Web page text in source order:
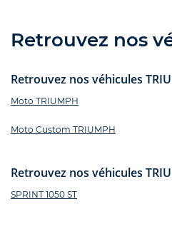
Retrouvez nos
Retrouvez nos véhicules
Moto TRIUMPH
Moto Custom TRIUMPH
Retrouvez nos véhicules
SPRINT 1050 ST